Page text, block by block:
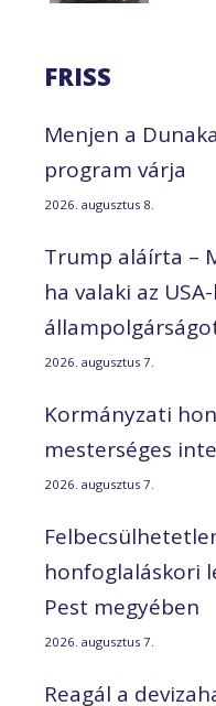
FRISS
Menjen a
program várja
2026. augusztus 8.
Trump aláírta –
ha valaki az
2026. augusztus 7.
Kormányzati
mesterséges
2026. augusztus 7.
honfoglaláskori
Pest megyében
2026. augusztus 7.
Reagál a